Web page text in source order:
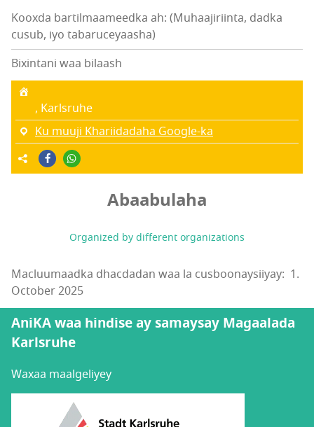
Kooxda bartilmaameedka ah: (Muhaajiriinta, dadka
cusub, iyo tabaruceyaasha)
Bixintani waa bilaash
, Karlsruhe
Ku muuji Khariidadaha Google-ka
Abaabulaha
Organized by different organizations
Macluumaadka dhacdadan waa la cusboonaysiiyay: 1.
October 2025
AniKA waa hindise ay samaysay Magaalada
Karlsruhe
Waxaa maalgeliyey